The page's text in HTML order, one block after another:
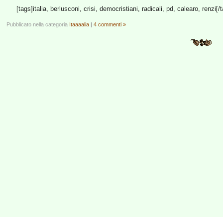
[tags]italia, berlusconi, crisi, democristiani, radicali, pd, calearo, renzi[/
Pubblicato nella categoria Itaaaalia | 4 commenti »